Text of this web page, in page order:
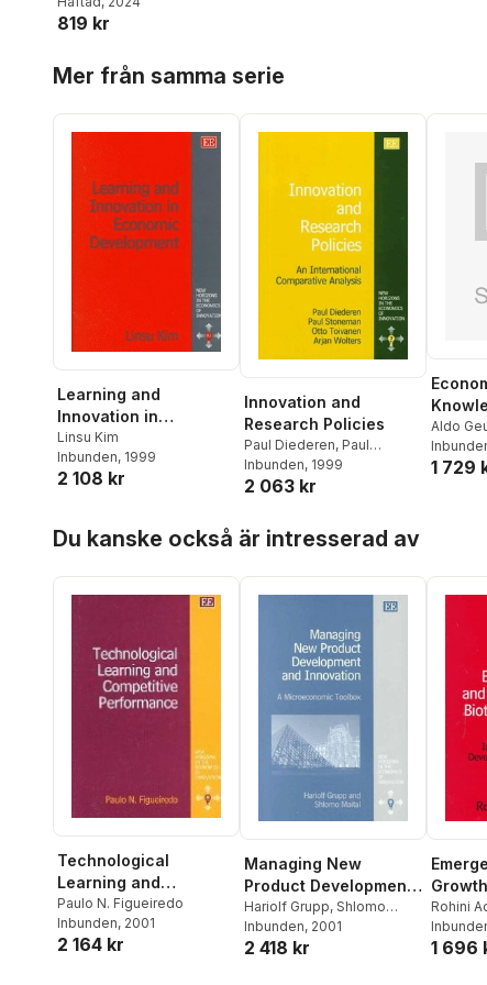
Nydahl,
Sjöholm
819 kr
Mer från samma serie
Learning and
Innovation in
Economic
Development
Linsu Kim
Inbunden, 1999
2 108 kr
Innovation and
Research Policies
Paul Diederen, Paul
Stoneman ,Otto Toivanen
Arjan Wolters
Inbunden, 1999
2 063 kr
Aldo
1 729
Du kanske också är intresserad av
Technological
Learning and
Competitive
Performance
Paulo N. Figueiredo
Inbunden, 2001
2 164 kr
Managing New
Product Development
and Innovation
Hariolf Grupp, Shlomo
Maital
Inbunden, 2001
2 418 kr
Rohini
1 696